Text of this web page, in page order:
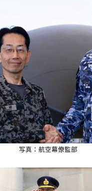
写真：航空幕僚監部